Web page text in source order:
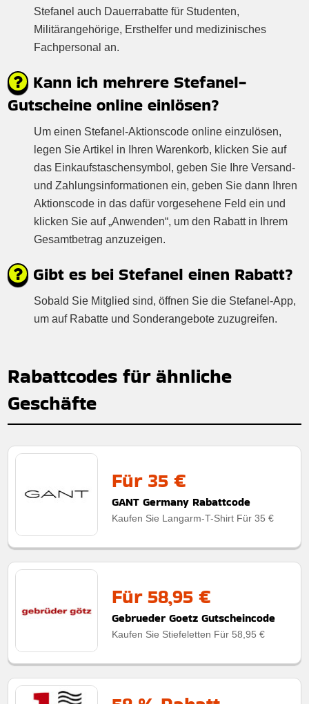
Stefanel auch Dauerrabatte für Studenten,
Militärangehörige, Ersthelfer und medizinisches
Fachpersonal an.
Kann ich mehrere Stefanel-
Gutscheine online einlösen?
Um einen Stefanel-Aktionscode online einzulösen,
legen Sie Artikel in Ihren Warenkorb, klicken Sie auf
das Einkaufstaschensymbol, geben Sie Ihre Versand-
und Zahlungsinformationen ein, geben Sie dann Ihren
Aktionscode in das dafür vorgesehene Feld ein und
klicken Sie auf „Anwenden“, um den Rabatt in Ihrem
Gesamtbetrag anzuzeigen.
Gibt es bei Stefanel einen Rabatt?
Sobald Sie Mitglied sind, öffnen Sie die Stefanel-App,
um auf Rabatte und Sonderangebote zuzugreifen.
Rabattcodes für ähnliche
Geschäfte
Für 35 €
GANT Germany Rabattcode
Kaufen Sie Langarm-T-Shirt Für 35 €
Für 58,95 €
Gebrueder Goetz Gutscheincode
Kaufen Sie Stiefeletten Für 58,95 €